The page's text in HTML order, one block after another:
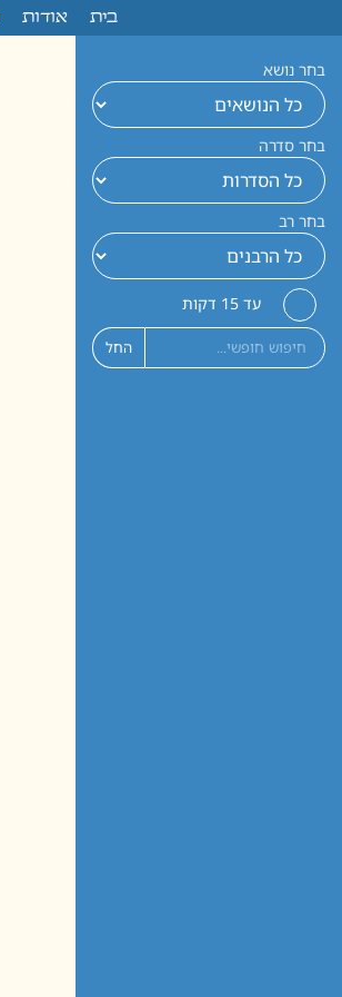
בית אודות
בחר נושא
בחר סדרה
בחר רב
עד 15 דקות
החל